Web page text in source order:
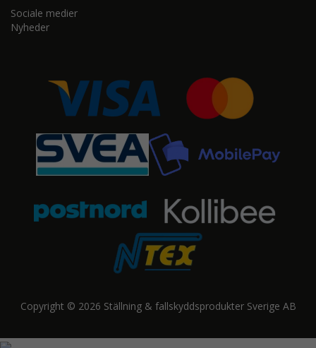
Sociale medier
Nyheder
Copyright © 2026 Ställning & fallskyddsprodukter Sverige AB